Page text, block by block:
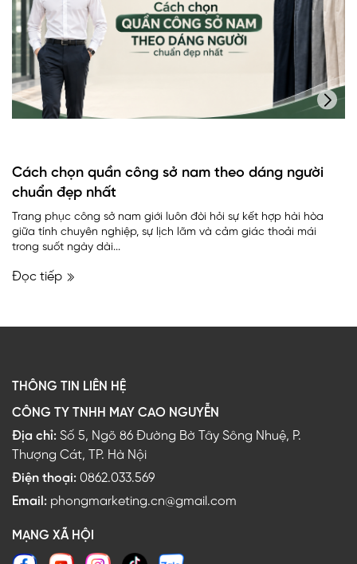
Cách chọn quần công sở nam theo dáng người
chuẩn đẹp nhất
Trang phục công sở nam giới luôn đòi hỏi sự kết hợp hài hòa
giữa tính chuyên nghiệp, sự lịch lãm và cảm giác thoải mái
trong suốt ngày dài...
Đọc tiếp
THÔNG TIN LIÊN HỆ
CÔNG TY TNHH MAY CAO NGUYỄN
Địa chỉ: Số 5, Ngõ 86 Đường Bờ Tây Sông Nhuệ, P.
Thượng Cát, TP. Hà Nội
Điện thoại: 0862.033.569
Email: phongmarketing.cn@gmail.com
MẠNG XÃ HỘI